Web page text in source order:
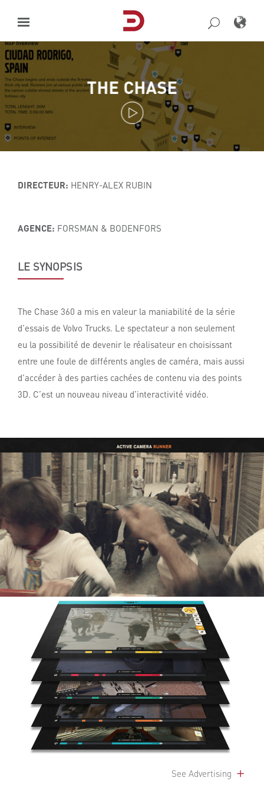
content
THE CHASE
DIRECTEUR: HENRY-ALEX RUBIN
AGENCE: FORSMAN & BODENFORS
LE SYNOPSIS
The Chase 360 a mis en valeur la maniabilité de la série
d’essais de Volvo Trucks. Le spectateur a non seulement
eu la possibilité de devenir le réalisateur en choisissant
entre une foule de différents angles de caméra, mais aussi
d'accéder à des parties cachées de contenu via des points
3D. C’est un nouveau niveau d’interactivité vidéo.
See Advertising